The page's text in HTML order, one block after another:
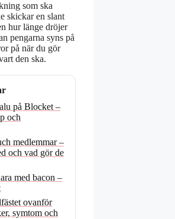
som ska
skickar en slant
hur länge dröjer
pengarna syns på
på när du gör
den ska.
på Blocket –
och
medlemmar –
och vad gör de
med bacon –
ovanför
symtom och